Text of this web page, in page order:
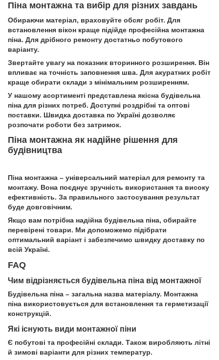
Піна монтажна та вибір для різних завдань
Обираючи матеріал, враховуйте обсяг робіт. Для
встановлення вікон краще підійде професійна монтажна
піна. Для дрібного ремонту достатньо побутового
варіанту.
Звертайте увагу на показник вторинного розширення. Він
впливає на точність заповнення шва. Для акуратних робіт
краще обирати склади з мінімальним розширенням.
У нашому асортименті представлена якісна будівельна
піна для різних потреб. Доступні роздрібні та оптові
поставки. Швидка доставка по Україні дозволяє
розпочати роботи без затримок.
Піна монтажна як надійне рішення для
будівництва
Піна монтажна – універсальний матеріал для ремонту та
монтажу. Вона поєднує зручність використання та високу
ефективність. За правильного застосування результат
буде довговічним.
Якщо вам потрібна надійна будівельна піна, обирайте
перевірені товари. Ми допоможемо підібрати
оптимальний варіант і забезпечимо швидку доставку по
всій Україні.
FAQ
Чим відрізняється будівельна піна від монтажної
Будівельна піна – загальна назва матеріалу. Монтажна
піна використовується для встановлення та герметизації
конструкцій.
Які існують види монтажної піни
Є побутові та професійні склади. Також виробляють літні
й зимові варіанти для різних температур.